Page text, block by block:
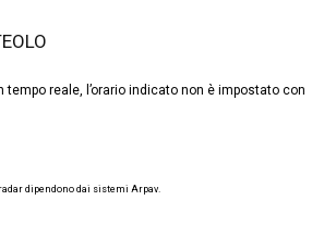
tempo reale, l’orario indicato non è impostato con
dipendono dai sistemi Arpav.